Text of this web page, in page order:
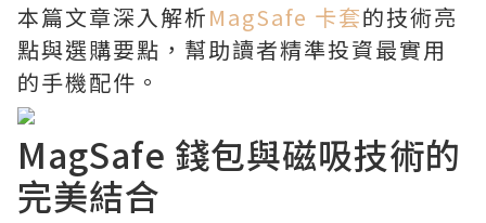
本篇文章深入解析MagSafe 卡套的技術亮
點與選購要點，幫助讀者精準投資最實用
的手機配件。
MagSafe 錢包與磁吸技術的
完美結合